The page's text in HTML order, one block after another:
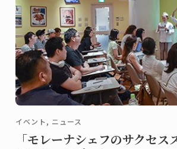
イベント, ニュース
「モレーナシェフのサクセス